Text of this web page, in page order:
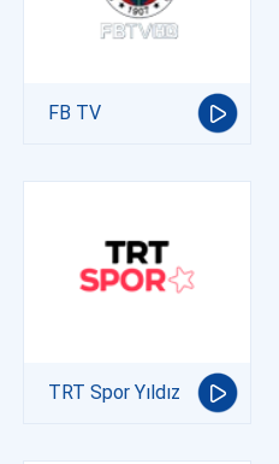
FB TV
TRT Spor Yıldız